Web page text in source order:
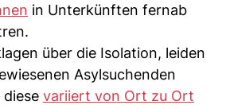
in Unterkünften fernab
über die Isolation, leiden
Asylsuchenden
variiert von Ort zu Ort